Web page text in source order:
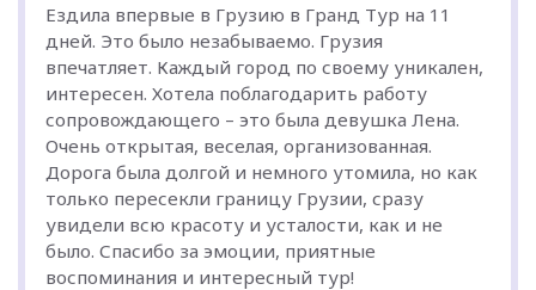
Ездила впервые в Грузию в Гранд Тур на 11
дней. Это было незабываемо. Грузия
впечатляет. Каждый город по своему уникален,
интересен. Хотела поблагодарить работу
сопровождающего – это была девушка Лена.
Очень открытая, веселая, организованная.
Дорога была долгой и немного утомила, но как
только пересекли границу Грузии, сразу
увидели всю красоту и усталости, как и не
было. Спасибо за эмоции, приятные
воспоминания и интересный тур!